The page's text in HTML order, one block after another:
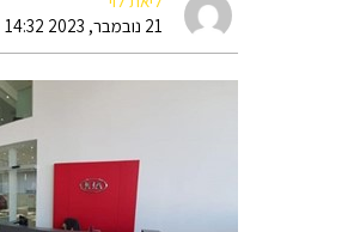
21 נובמבר, 2023 14:32